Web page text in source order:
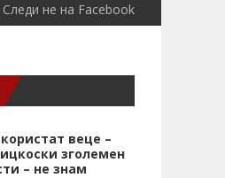
СЦЕНА СЕВЕРИНА ВО
Следи не на Facebook
веце –
зголемен
– не знам